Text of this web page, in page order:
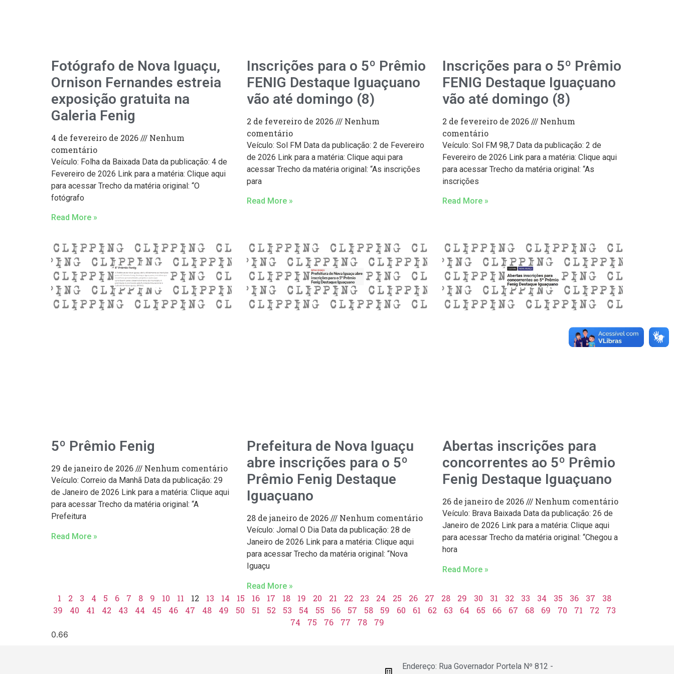
Fotógrafo de Nova Iguaçu,
Ornison Fernandes estreia
exposição gratuita na
Galeria Fenig
4 de fevereiro de 2026
Nenhum
comentário
Veículo: Folha da Baixada Data da publicação: 4 de
Fevereiro de 2026 Link para a matéria: Clique aqui
para acessar Trecho da matéria original: “O
fotógrafo
Read More »
Inscrições para o 5º Prêmio
FENIG Destaque Iguaçuano
vão até domingo (8)
2 de fevereiro de 2026
Nenhum
comentário
Veículo: Sol FM Data da publicação: 2 de Fevereiro
de 2026 Link para a matéria: Clique aqui para
acessar Trecho da matéria original: “As inscrições
para
Read More »
Inscrições para o 5º Prêmio
FENIG Destaque Iguaçuano
vão até domingo (8)
2 de fevereiro de 2026
Nenhum
comentário
Veículo: Sol FM 98,7 Data da publicação: 2 de
Fevereiro de 2026 Link para a matéria: Clique aqui
para acessar Trecho da matéria original: “As
inscrições
Read More »
5º Prêmio Fenig
29 de janeiro de 2026 Nenhum comentário
Veículo: Correio da Manhã Data da publicação: 29
de Janeiro de 2026 Link para a matéria: Clique aqui
para acessar Trecho da matéria original: “A
Prefeitura
Read More »
Prefeitura de Nova Iguaçu
abre inscrições para o 5º
Prêmio Fenig Destaque
Iguaçuano
28 de janeiro de 2026 Nenhum comentário
Veículo: Jornal O Dia Data da publicação: 28 de
Janeiro de 2026 Link para a matéria: Clique aqui
para acessar Trecho da matéria original: “Nova
Iguaçu
Read More »
Abertas inscrições para
concorrentes ao 5º Prêmio
Fenig Destaque Iguaçuano
26 de janeiro de 2026 Nenhum comentário
Veículo: Brava Baixada Data da publicação: 26 de
Janeiro de 2026 Link para a matéria: Clique aqui
para acessar Trecho da matéria original: “Chegou a
hora
Read More »
1 2 3 4 5 6 7 8 9 10 11 12 13 14 15 16 17 18 19 20 21 22 23 24 25 26 27 28 29 30 31 32 33 34 35 36 37
38
39
40 41 42 43 44 45 46 47 48 49 50 51 52 53 54 55 56 57 58 59 60 61 62 63 64 65 66 67 68 69 70 71 72
73
74
75 76 77 78 79
Endereço: Rua Governador Portela Nº 812 -